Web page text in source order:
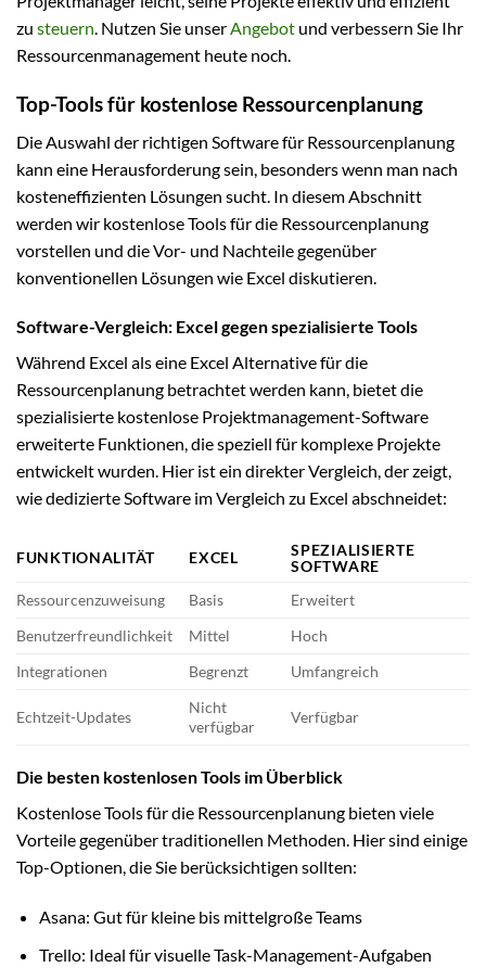
zu steuern. Nutzen Sie unserAngebot und verbessern Sie Ihr
Ressourcenmanagement heute noch.
Top-Tools für kostenlose Ressourcenplanung
Die Auswahl der richtigen Software für Ressourcenplanung
kann eine Herausforderung sein, besonders wenn man nach
kosteneffizienten Lösungen sucht. In diesem Abschnitt
werden wir kostenlose Tools für die Ressourcenplanung
vorstellen und die Vor- und Nachteile gegenüber
konventionellen Lösungen wie Excel diskutieren.
Software-Vergleich: Excel gegen spezialisierte Tools
Während Excel als eine Excel Alternative für die
Ressourcenplanung betrachtet werden kann, bietet die
spezialisierte kostenlose Projektmanagement-Software
erweiterte Funktionen, die speziell für komplexe Projekte
entwickelt wurden. Hier ist ein direkter Vergleich, der zeigt,
wie dedizierte Software im Vergleich zu Excel abschneidet:
FUNKTIONALITÄT EXCEL
SPEZIALISIERTE
SOFTWARE
Ressourcenzuweisung
Basis
Erweitert
Benutzerfreundlichkeit
Mittel
Hoch
Integrationen
Begrenzt Umfangreich
Echtzeit-Updates
Nicht
verfügbar
Verfügbar
Die besten kostenlosen Tools im Überblick
Kostenlose Tools für die Ressourcenplanung bieten viele
Vorteile gegenüber traditionellen Methoden. Hier sind einige
Top-Optionen, die Sie berücksichtigen sollten:
Asana: Gut für kleine bis mittelgroße Teams
Trello: Ideal für visuelle Task-Management-Aufgaben